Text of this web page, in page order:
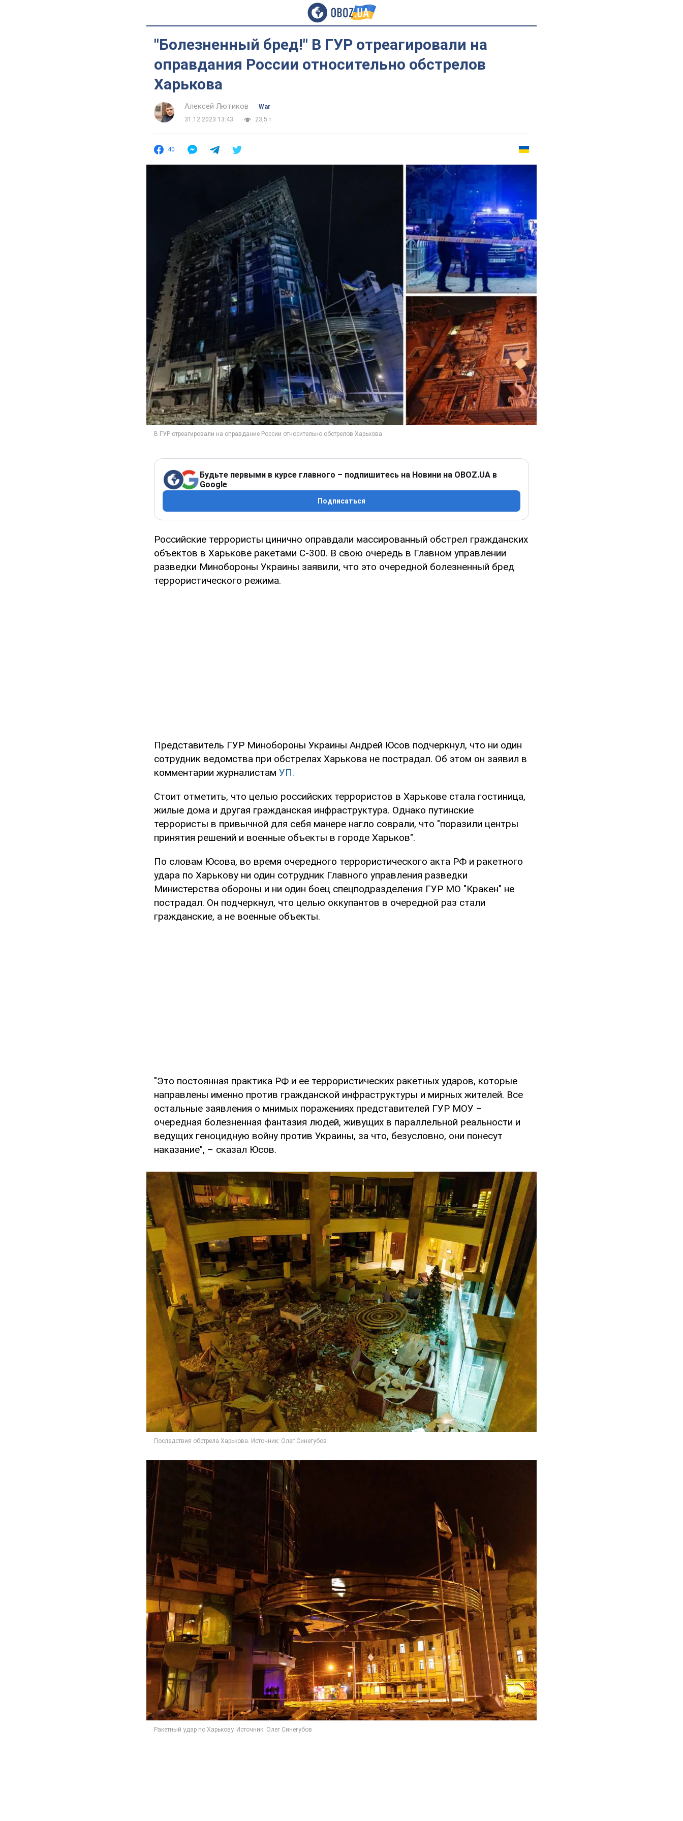
"Болезненный бред!" В ГУР отреагировали на
оправдания России относительно обстрелов
Харькова
Алексей Лютиков
War
31.12.2023 13:43
23,5 т.
40
Будьте первыми в курсе главного – подпишитесь на Новини на OBOZ.UA в
Google
Подписаться
Российские террористы цинично оправдали массированный обстрел гражданских
объектов в Харькове ракетами С-300. В свою очередь в Главном управлении
разведки Минобороны Украины заявили, что это очередной болезненный бред
террористического режима.
Представитель ГУР Минобороны Украины Андрей Юсов подчеркнул, что ни один
сотрудник ведомства при обстрелах Харькова не пострадал. Об этом он заявил в
комментарии журналистам УП.
Стоит отметить, что целью российских террористов в Харькове стала гостиница,
жилые дома и другая гражданская инфраструктура. Однако путинские
террористы в привычной для себя манере нагло соврали, что "поразили центры
принятия решений и военные объекты в городе Харьков".
По словам Юсова, во время очередного террористического акта РФ и ракетного
удара по Харькову ни один сотрудник Главного управления разведки
Министерства обороны и ни один боец спецподразделения ГУР МО "Кракен" не
пострадал. Он подчеркнул, что целью оккупантов в очередной раз стали
гражданские, а не военные объекты.
"Это постоянная практика РФ и ее террористических ракетных ударов, которые
направлены именно против гражданской инфраструктуры и мирных жителей. Все
остальные заявления о мнимых поражениях представителей ГУР МОУ –
очередная болезненная фантазия людей, живущих в параллельной реальности и
ведущих геноцидную войну против Украины, за что, безусловно, они понесут
наказание", – сказал Юсов.